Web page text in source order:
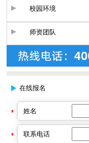
校园环境
师资团队
在线报名
姓名
联系电话